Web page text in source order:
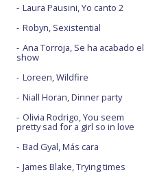
Laura Pausini, Yo canto 2
Robyn, Sexistential
Ana Torroja, Se ha acabado el
show
Loreen, Wildfire
Niall Horan, Dinner party
Olivia Rodrigo, You seem
pretty sad for a girl so in love
Bad Gyal, Más cara
James Blake, Trying times